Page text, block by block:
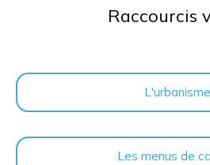
Raccourcis
L'urbanisme
Les menus de